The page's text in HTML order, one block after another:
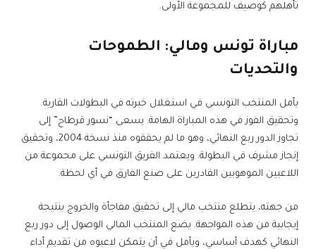
تأهلهم كوصيف للمجموعة الأولى.
مباراة تونس ومالي: الطموحات
والتحديات
يأمل المنتخب التونسي في استغلال خبرته في البطولات القارية
وتحقيق الفوز في هذه المباراة الهامة. يسعى “نسور قرطاج” إلى
تجاوز الدور ربع النهائي، وهو ما لم يحققوه منذ نسخة 2004، وتحقيق
إنجاز مشرف في البطولة. ويعتمد الفريق التونسي على مجموعة من
اللاعبين الموهوبين القادرين على صنع الفارق في أي لحظة.
من جهته، يتطلع منتخب مالي إلى تحقيق مفاجأة والخروج بنتيجة
إيجابية من هذه المواجهة. يضع المنتخب المالي الوصول إلى دور ربع
النهائي كهدف أساسي، ويأمل في أن يتمكن لاعبوه من تقديم أداء